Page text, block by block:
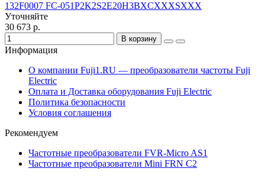
132F0007 FC-051P2K2S2E20H3BXCXXXSXXX
Уточняйте
30 673 р.
В корзину
Информация
О компании Fuji1.RU — преобразователи частоты Fuji
Electric
Оплата и Доставка оборудования Fuji Electric
Политика безопасности
Условия соглашения
Рекомендуем
Частотные преобразователи FVR-Micro AS1
Частотные преобразователи Mini FRN C2